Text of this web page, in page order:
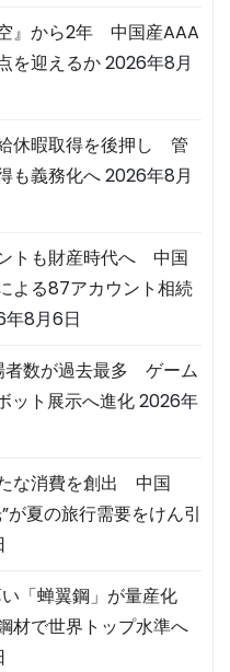
』から2年 中国産AAA
を迎えるか2026年8月
休暇取得を後押し 管
も義務化へ2026年8月
トも財産時代へ 中国
よる87アカウント相続
8月6日
数が過去最多 ゲーム
ット展示へ進化2026年
な消費を創出 中国
が夏の旅行需要をけん引
「蝉翼鋼」が量産化
材で世界トップ水準へ